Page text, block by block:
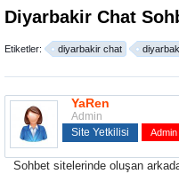
Diyarbakir Chat
Etiketler: diyarbakir chat
YaRen
Admin
Site Yetkilisi
Admin
Sohbet sitelerinde oluşan